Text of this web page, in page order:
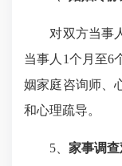
对双方当事人
当事人1个月至6
姻家庭咨询师、
和心理疏导。
5、 家事调查